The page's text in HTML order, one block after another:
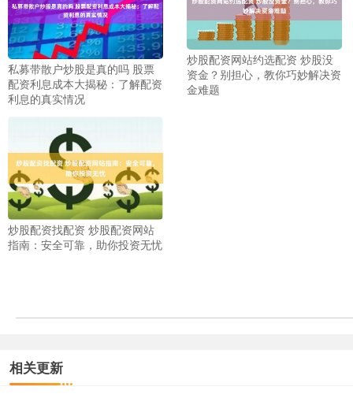
私募带散户炒股是真的吗 股票
配资利息成本大揭秘：了解配资
利息的真实情况
炒股配资网站约选配资 炒股没
资金？别担心，教你巧妙解决资
金难题
炒股配资找配资 炒股配资网站
指南：安全可靠，助你投资无忧
相关更新